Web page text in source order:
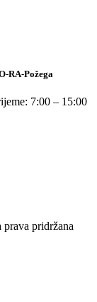
RA-Požega
7:00 – 15:00
pridržana